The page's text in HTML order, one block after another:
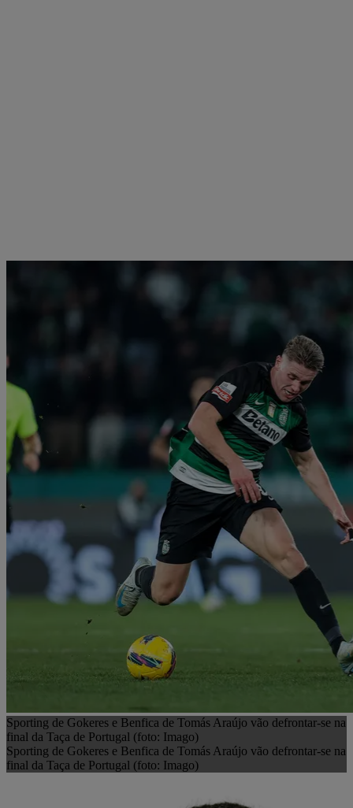
Sporting de Gokeres e Benfica de Tomás Araújo vão defrontar-se na
final da Taça de Portugal (foto: Imago)
Sporting de Gokeres e Benfica de Tomás Araújo vão defrontar-se na
final da Taça de Portugal (foto: Imago)